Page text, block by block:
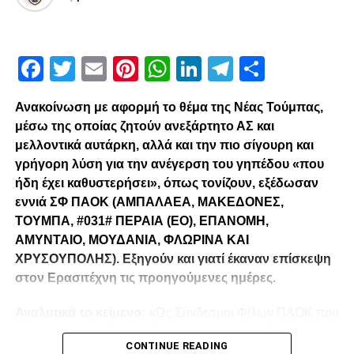
ADVERTISEMENT
Κάποιο άλλο κίνητρο;
«Ότι ο ΠΑΟΚ δουλεύει τα τελευταία χρόνια με αρκετούς
νεαρούς παίκτες, τους οποίους και έχει αναδείξει. Από
μόνο του αυτό, είναι ένα σημαντικό κίνητρο. Είναι κάτι που
μου έδωσε ψυχολογία».
Facebook
Twitter
EmailPinterest
WhatsApp
LinkedIn
Telegram
Ανακοίνωση με αφορμή το θέμα της Νέας Τούμπας,
μέσω της οποίας ζητούν ανεξάρτητο ΑΣ και
μελλοντικά αυτάρκη, αλλά και την πιο σίγουρη και
γρήγορη λύση για την ανέγερση του γηπέδου «που
ήδη έχει καθυστερήσει», όπως τονίζουν, εξέδωσαν
εννιά ΣΦ ΠΑΟΚ (ΑΜΠΑΛΑΕΑ, ΜΑΚΕΔΟΝΕΣ,
ΤΟΥΜΠΑ, #031# ΠΕΡΑΙΑ (ΕΟ), ΕΠΑΝΟΜΗ,
ΑΜΥΝΤΑΙΟ, ΜΟΥΔΑΝΙΑ, ΦΛΩΡΙΝΑ ΚΑΙ
ΧΡΥΣΟΥΠΟΛΗΣ). Εξηγούν και γιατί έκαναν επίσκεψη
στον Ερασιτέχνη τις προηγούμενες ημέρες.
λειτουργούμε καθημερινά με γνώμωνα το καλό του
Δικεφάλου και μόνο, αισθανόμαστε την ανάγκη να
CONTINUE READING